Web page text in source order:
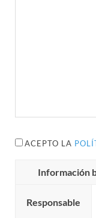
ACEPTO LA
Información
Responsable